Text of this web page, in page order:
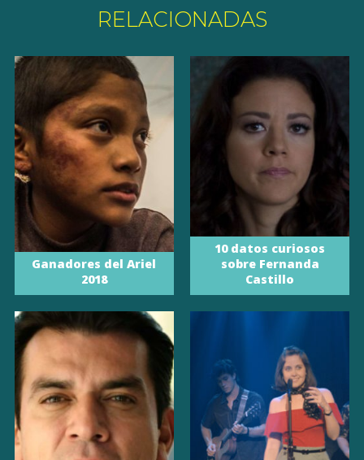
RELACIONADAS
Ganadores del Ariel
2018
10 datos curiosos
sobre Fernanda
Castillo